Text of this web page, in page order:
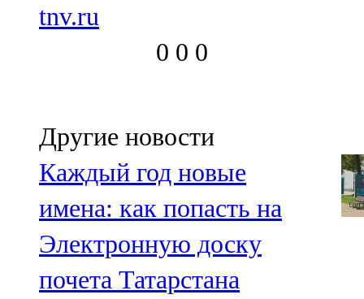
tnv.ru
0 0 0
Другие новости
Каждый год новые
имена: как попасть на
Электронную доску
почета Татарстана